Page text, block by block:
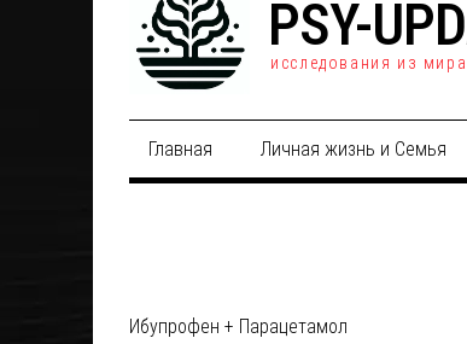
PSY-
исследования из
Главная Личная жизнь и Семья
Ибупрофен + Парацетамол